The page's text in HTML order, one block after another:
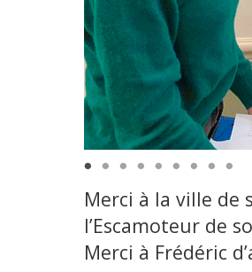
Merci à la ville de
l’Escamoteur de
Merci à Frédéric